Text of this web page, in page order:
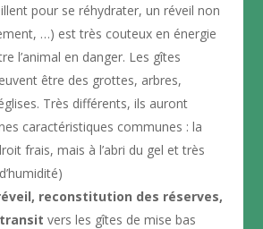
pour se réhydrater, un réveil non
…) est très couteux en énergie
l’animal en danger. Les gîtes
être des grottes, arbres,
Très différents, ils auront
caractéristiques communes : la
frais, mais à l’abri du gel et très
reconstitution des réserves,
vers les gîtes de mise bas